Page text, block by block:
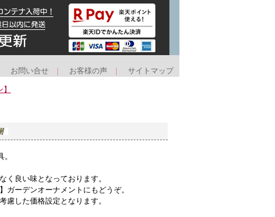
お問い合せ お客様の声 サイトマップ
く良い味となっております。
ーデンオーナメントにもどうぞ。
した価格設定となります。